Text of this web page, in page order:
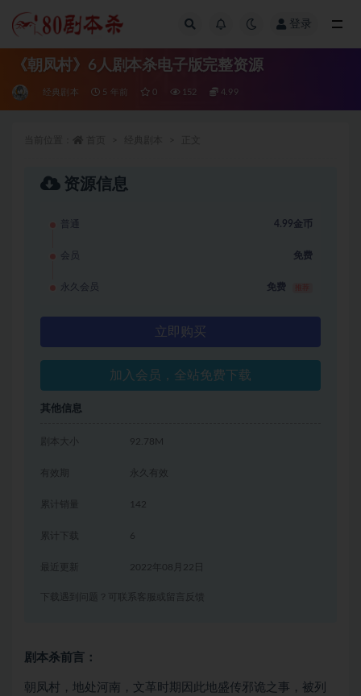
登录
《朝凤村》6人剧本杀电子版完整资源
经典剧本 5 年前 0 152 4.99
资源信息
普通 4.99金币
会员 免费
永久会员 免费
立即购买
加入会员，全站免费下载
其他信息
剧本大小 92.78M
有效期 永久有效
累计销量 142
累计下载 6
2022年08月22日
下载遇到问题？可联系客服或留言反馈
剧本杀前言：
朝凤村，地处河南，文革时期因此地盛传邪诡之事，被列